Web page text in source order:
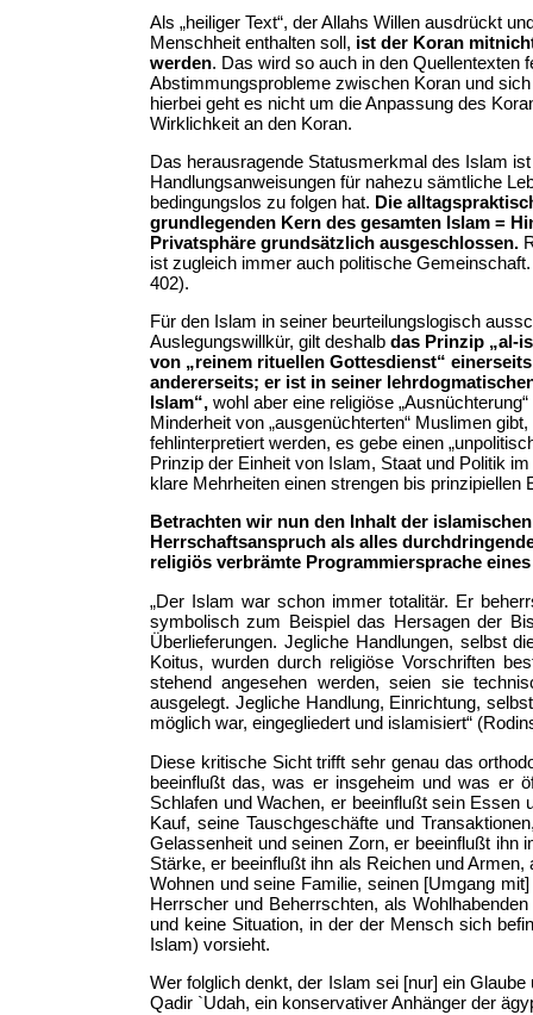
Als „heiliger Text“, der Allahs Willen ausdrückt
Menschheit enthalten soll, ist der Koran
werden. Das wird so auch in den Quellentexten
Abstimmungsprobleme zwischen Koran und
hierbei geht es nicht um die Anpassung des
Wirklichkeit an den Koran.
Das herausragende Statusmerkmal des Islam
Handlungsanweisungen für nahezu sämtliche
bedingungslos zu folgen hat. Die
grundlegenden Kern des gesamten Islam =
Privatsphäre grundsätzlich ausgeschlossen.
ist zugleich immer auch politische
402).
Für den Islam in seiner beurteilungslogisch
Auslegungswillkür, gilt deshalb das Prinzip „al-
von „reinem rituellen Gottesdienst“
andererseits; er ist in seiner
Islam“, wohl aber eine religiöse
Minderheit von „ausgenüchterten“ Muslimen
fehlinterpretiert werden, es gebe einen
Prinzip der Einheit von Islam, Staat und Politik
klare Mehrheiten einen strengen bis
Betrachten wir nun den Inhalt der
Herrschaftsanspruch als alles
religiös verbrämte Programmiersprache
„Der Islam war schon immer totalitär. Er
symbolisch zum Beispiel das Hersagen der
Überlieferungen. Jegliche Handlungen, selbst
Koitus, wurden durch religiöse Vorschriften
stehend angesehen werden, seien sie
ausgelegt. Jegliche Handlung, Einrichtung,
möglich war, eingegliedert und islamisiert“
Diese kritische Sicht trifft sehr genau das
beeinflußt das, was er insgeheim und was er
Schlafen und Wachen, er beeinflußt sein
Kauf, seine Tauschgeschäfte und
Gelassenheit und seinen Zorn, er beeinflußt ihn
Stärke, er beeinflußt ihn als Reichen und
Wohnen und seine Familie, seinen [Umgang
Herrscher und Beherrschten, als
und keine Situation, in der der Mensch sich
Islam) vorsieht.
Wer folglich denkt, der Islam sei [nur] ein
Qadir `Udah, ein konservativer Anhänger der